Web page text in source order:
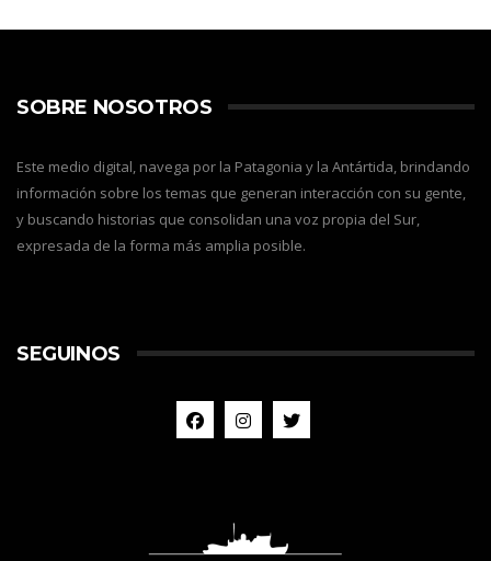
SOBRE NOSOTROS
Este medio digital, navega por la Patagonia y la Antártida, brindando
información sobre los temas que generan interacción con su gente,
y buscando historias que consolidan una voz propia del Sur,
expresada de la forma más amplia posible.
SEGUINOS